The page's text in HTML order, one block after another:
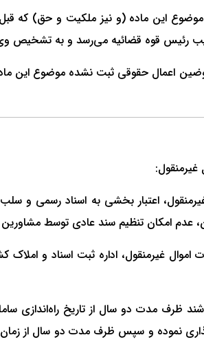
این ماده (و نیز ملکیت و حق) که
رئیس قوه قضائیه می‌رسد و به تشخیص
اعمال حقوقی ثبت نشده موضوع این
اعتبار بخشی به اسناد رسمی و
عدم امکان تنظیم سند عادی توسط
رسمی معاملات اموال غیرمنقول، اداره ثبت
مدت دو سال از تاریخ راه‌اندازی
نموده و سپس ظرف مدت دو سال از